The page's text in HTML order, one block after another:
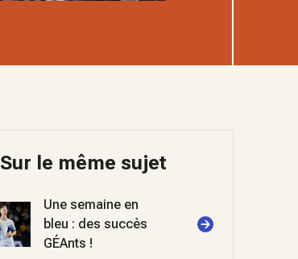
Sur le même sujet
Une semaine en
bleu : des succès
GÉAnts !